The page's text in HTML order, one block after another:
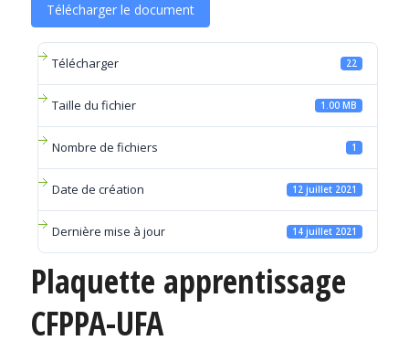
Télécharger le document
Télécharger 22
Taille du fichier 1.00 MB
Nombre de fichiers 1
Date de création 12 juillet 2021
Dernière mise à jour 14 juillet 2021
Plaquette apprentissage
CFPPA-UFA